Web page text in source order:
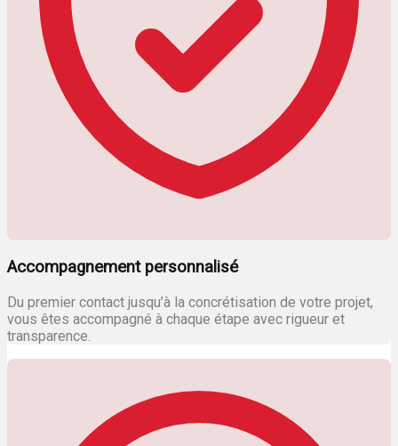
Accompagnement personnalisé
Du premier contact jusqu’à la concrétisation de votre projet,
vous êtes accompagné à chaque étape avec rigueur et
transparence.